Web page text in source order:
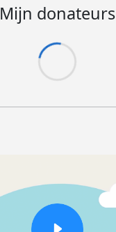
Mijn donateurs